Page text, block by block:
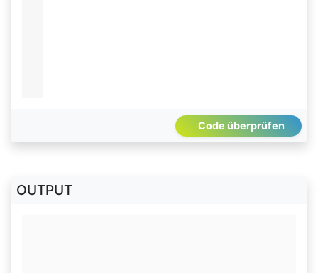
Code überprüfen
OUTPUT